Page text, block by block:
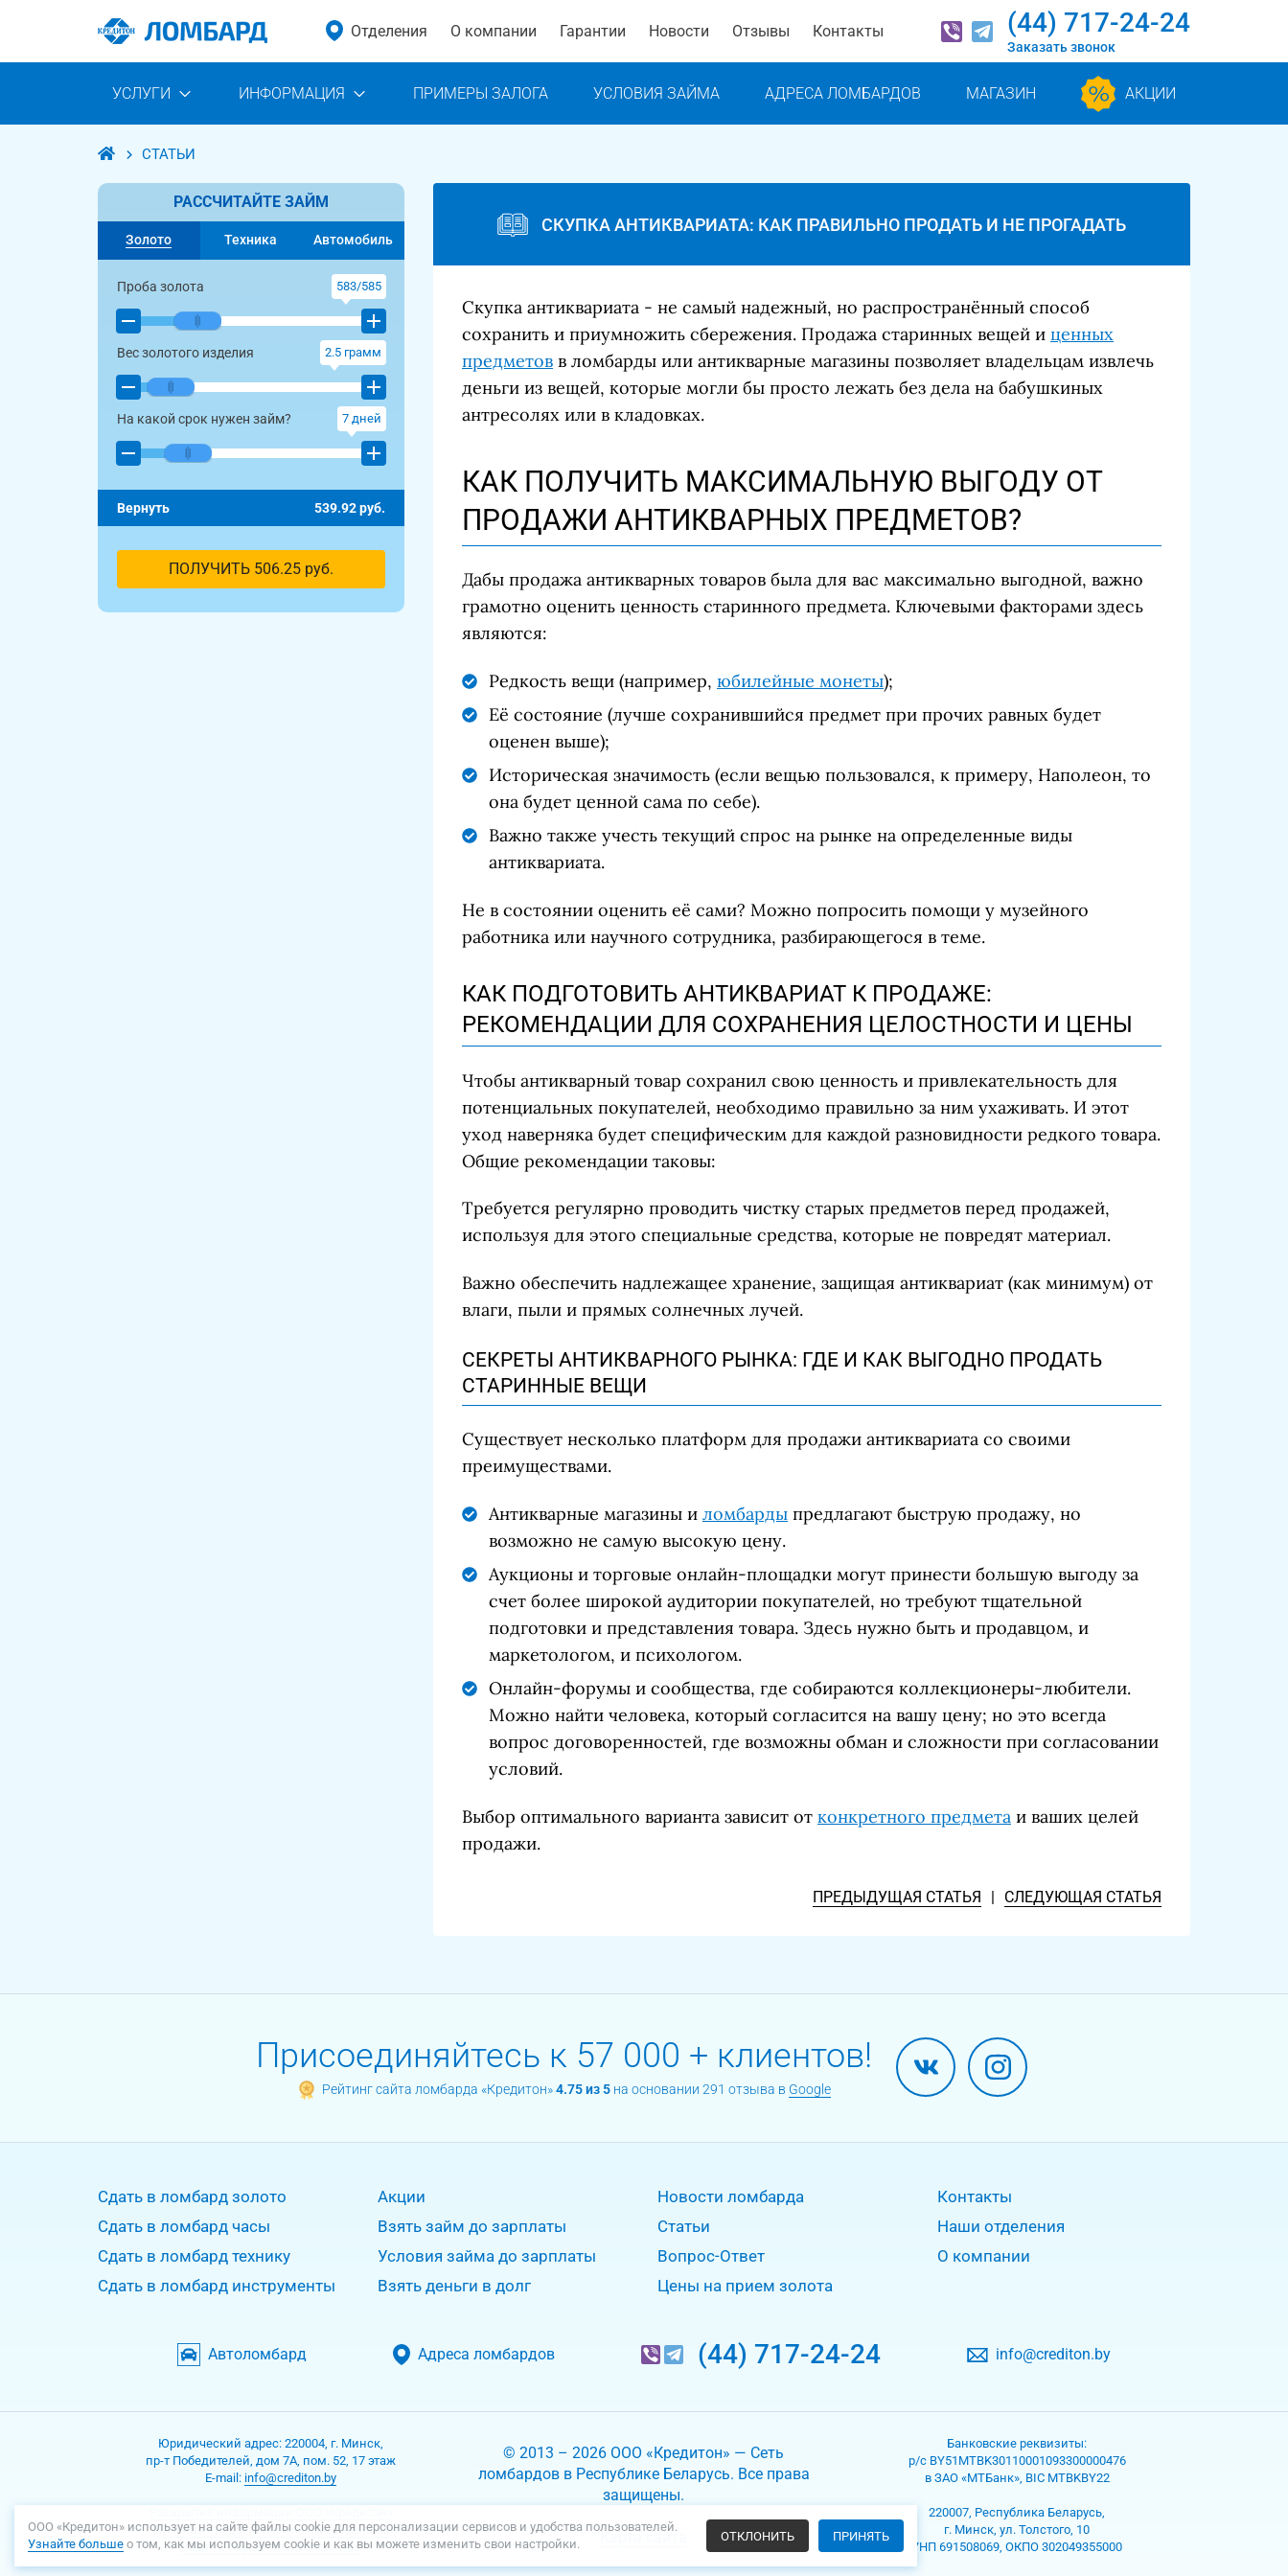
Отделения О компании Гарантии Новости Отзывы Контакты (44) 717-24-24
Заказать звонок
УСЛУГИ ИНФОРМАЦИЯ ПРИМЕРЫ ЗАЛОГА УСЛОВИЯ ЗАЙМА АДРЕСА ЛОМБАРДОВ МАГАЗИН АКЦИИ
СТАТЬИ
СКУПКА АНТИКВАРИАТА: КАК ПРАВИЛЬНО ПРОДАТЬ И НЕ ПРОГАДАТЬ
Скупка антиквариата - не самый надежный, но распространённый способ
сохранить и приумножить сбережения. Продажа старинных вещей и ценных
предметов в ломбарды или антикварные магазины позволяет владельцам извлечь
деньги из вещей, которые могли бы просто лежать без дела на бабушкиных
антресолях или в кладовках.
КАК ПОЛУЧИТЬ МАКСИМАЛЬНУЮ ВЫГОДУ ОТ
ПРОДАЖИ АНТИКВАРНЫХ ПРЕДМЕТОВ?
Дабы продажа антикварных товаров была для вас максимально выгодной, важно
грамотно оценить ценность старинного предмета. Ключевыми факторами здесь
являются:
Редкость вещи (например, юбилейные монеты);
Её состояние (лучше сохранившийся предмет при прочих равных будет
оценен выше);
Историческая значимость (если вещью пользовался, к примеру, Наполеон, то
она будет ценной сама по себе).
Важно также учесть текущий спрос на рынке на определенные виды
антиквариата.
Не в состоянии оценить её сами? Можно попросить помощи у музейного
работника или научного сотрудника, разбирающегося в теме.
КАК ПОДГОТОВИТЬ АНТИКВАРИАТ К ПРОДАЖЕ:
РЕКОМЕНДАЦИИ ДЛЯ СОХРАНЕНИЯ ЦЕЛОСТНОСТИ И ЦЕНЫ
Чтобы антикварный товар сохранил свою ценность и привлекательность для
потенциальных покупателей, необходимо правильно за ним ухаживать. И этот
уход наверняка будет специфическим для каждой разновидности редкого товара.
Общие рекомендации таковы:
Требуется регулярно проводить чистку старых предметов перед продажей,
используя для этого специальные средства, которые не повредят материал.
Важно обеспечить надлежащее хранение, защищая антиквариат (как минимум) от
влаги, пыли и прямых солнечных лучей.
СЕКРЕТЫ АНТИКВАРНОГО РЫНКА: ГДЕ И КАК ВЫГОДНО ПРОДАТЬ
СТАРИННЫЕ ВЕЩИ
Существует несколько платформ для продажи антиквариата со своими
преимуществами.
Антикварные магазины и ломбарды предлагают быструю продажу, но
возможно не самую высокую цену.
Аукционы и торговые онлайн-площадки могут принести большую выгоду за
счет более широкой аудитории покупателей, но требуют тщательной
подготовки и представления товара. Здесь нужно быть и продавцом, и
маркетологом, и психологом.
Онлайн-форумы и сообщества, где собираются коллекционеры-любители.
Можно найти человека, который согласится на вашу цену; но это всегда
вопрос договоренностей, где возможны обман и сложности при согласовании
условий.
Выбор оптимального варианта зависит от конкретного предмета и ваших целей
продажи.
ПРЕДЫДУЩАЯ СТАТЬЯ | СЛЕДУЮЩАЯ СТАТЬЯ
РАССЧИТАЙТЕ ЗАЙМ
Золото Техника Автомобиль
Проба золота 583/585
Вес золотого изделия 2.5 грамм
На какой срок нужен займ? 7 дней
Вернуть 539.92руб.
ПОЛУЧИТЬ 506.25 руб.
Присоединяйтесь к 57 000 + клиентов!
Рейтинг сайта ломбарда «Кредитон»4.75 из 5 на основании 291 отзыва в Google
Сдать в ломбард золото
Сдать в ломбард часы
Сдать в ломбард технику
Сдать в ломбард инструменты
Акции
Взять займ до зарплаты
Условия займа до зарплаты
Взять деньги в долг
Новости ломбарда
Статьи
Вопрос-Ответ
Цены на прием золота
Контакты
Наши отделения
О компании
(44) 717-24-24 info@crediton.by
Автоломбард Адреса ломбардов
Юридический адрес:220004, г. Минск,
пр-т Победителей, дом 7А, пом. 52, 17 этаж
Е-mаil: info@crediton.by
Правила предоставления микрозаймов
Защита персональных данных
Банковские реквизиты:
р/с BY51MTBK30110001093300000476
в ЗАО «МТБанк», BIC MTBKBY22
220007, Республика Беларусь,
г. Минск, ул. Толстого, 10
УНП 691508069, ОКПО 302049355000
© 2013 – 2026 ООО «Кредитон» — Сеть
ломбардов в Республике Беларусь. Все права
защищены.
Карта сайта
ООО «Кредитон» использует на сайте файлы cookie для персонализации сервисов и удобства пользователей.
Узнайте больше о том, как мы используем cookie и как вы можете изменить свои настройки.
ПРИНЯТЬ
ОТКЛОНИТЬ